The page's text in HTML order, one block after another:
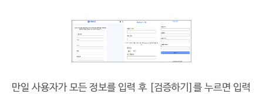
만일 사용자가 모든 정보를 입력 후 [검증하기]를 누르면 입력